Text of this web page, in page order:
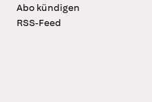
Abo kündigen
RSS-Feed